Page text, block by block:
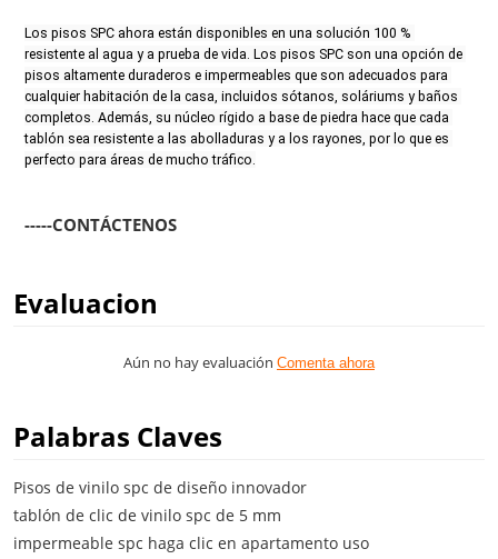
Los pisos SPC ahora están disponibles en una solución 100 %
resistente al agua y a prueba de vida. Los pisos SPC son una opción de
pisos altamente duraderos e impermeables que son adecuados para
cualquier habitación de la casa, incluidos sótanos, soláriums y baños
completos. Además, su núcleo rígido a base de piedra hace que cada
tablón sea resistente a las abolladuras y a los rayones, por lo que es
perfecto para áreas de mucho tráfico.
-----CONTÁCTENOS
Evaluacion
Aún no hay evaluación Comenta ahora
Palabras Claves
Pisos de vinilo spc de diseño innovador
tablón de clic de vinilo spc de 5 mm
impermeable spc haga clic en apartamento uso